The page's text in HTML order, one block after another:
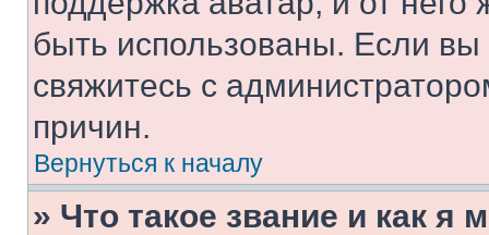
быть использованы. Если
свяжитесь с
причин.
Вернуться к началу
» Что такое звание и как я